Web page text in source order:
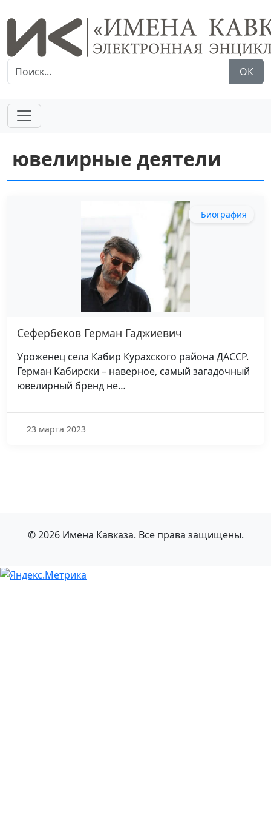
ОК
ювелирные деятели
Биография
Сефербеков Герман Гаджиевич
Уроженец села Кабир Курахского района ДАССР.
Герман Кабирски – наверное, самый загадочный
ювелирный бренд не…
23 марта 2023
© 2026 Имена Кавказа. Все права защищены.